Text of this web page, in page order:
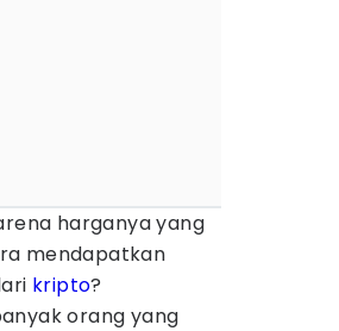
harganya yang
mendapatkan
kripto?
orang yang